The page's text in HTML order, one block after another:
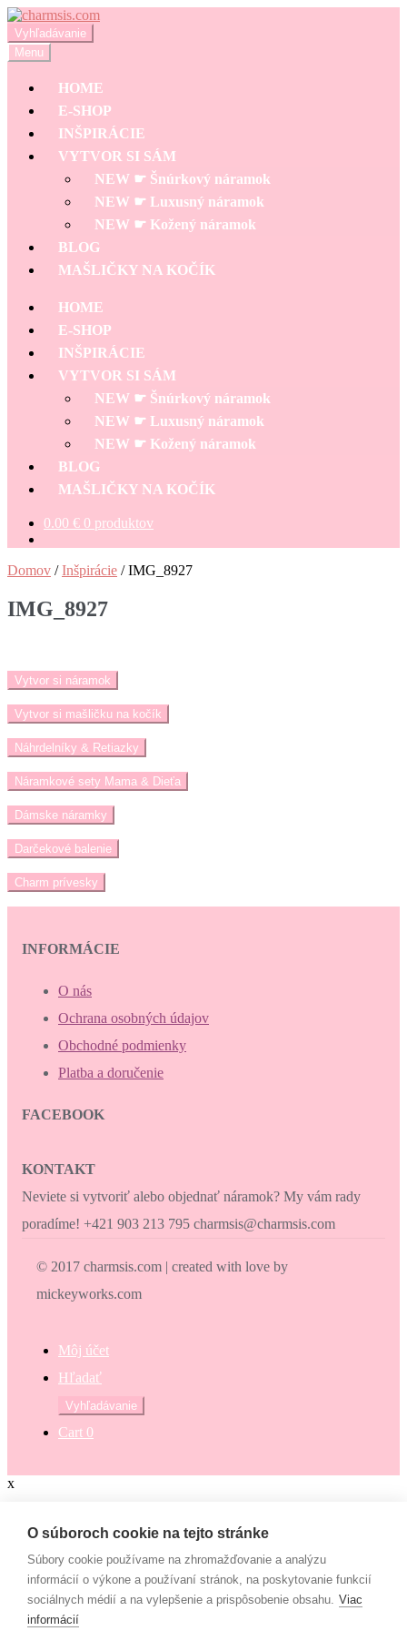
Preskočiť
na
navigáciu
Preskočiť
na
obsah
Hľadať:
Vyhľadávanie
Menu
HOME
E-SHOP
INŠPIRÁCIE
VYTVOR SI SÁM
NEW ☛ Šnúrkový náramok
NEW ☛ Luxusný náramok
NEW ☛ Kožený náramok
BLOG
MAŠLIČKY NA KOČÍK
HOME
E-SHOP
INŠPIRÁCIE
VYTVOR SI SÁM
NEW ☛ Šnúrkový náramok
NEW ☛ Luxusný náramok
NEW ☛ Kožený náramok
BLOG
MAŠLIČKY NA KOČÍK
0.00 € 0 produktov
Domov /Inšpirácie /IMG_8927
IMG_8927
Vytvor si náramok
Vytvor si mašličku na kočík
Náhrdelníky & Retiazky
Náramkové sety Mama & Dieťa
Dámske náramky
Darčekové balenie
Charm prívesky
INFORMÁCIE
O nás
Ochrana osobných údajov
Obchodné podmienky
Platba a doručenie
FACEBOOK
KONTAKT
Neviete si vytvoriť alebo objednať náramok? My vám rady
poradíme! +421 903 213 795 charmsis@charmsis.com
© 2017 charmsis.com | created with love by
mickeyworks.com
Môj účet
Hľadať
Hľadať:
Vyhľadávanie
Cart 0
x
Zaokrúhli svoj nákup
Zaokrúhli svoj nákup a prispej na dobrú vec. Občianske združenie
Mamy v pohybe pomáha osamelým mamám, ktoré nemajú to šťastie
– mať pri sebe manžela, partnera či blízku rodinu, ktorí by im vedeli
pomôcť. Či už finančne alebo inak. “Lebo každá mama by mala
O súboroch cookie na tejto stránke
Súbory cookie používame na zhromažďovanie a analýzu
informácií o výkone a používaní stránok, na poskytovanie funkcií
sociálnych médií a na vylepšenie a prispôsobenie obsahu. Viac
informácií